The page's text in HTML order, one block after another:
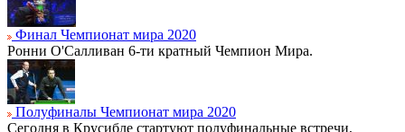
Финал Чемпионат мира 2020
Ронни О'Салливан 6-ти кратный Чемпион Мира.
Полуфиналы Чемпионат мира 2020
Сегодня в Крусибле стартуют полуфинальные встречи,